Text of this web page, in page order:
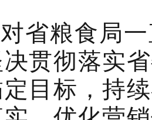
省粮食局
贯彻落实
目标，持